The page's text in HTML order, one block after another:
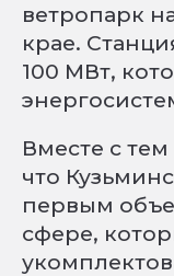
ветропарк
крае.
100 МВт,
Вместе с
что
первым
сфере,